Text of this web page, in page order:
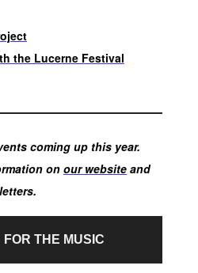
the Lucerne Festival
coming up this year.
on our website and
THE MUSIC